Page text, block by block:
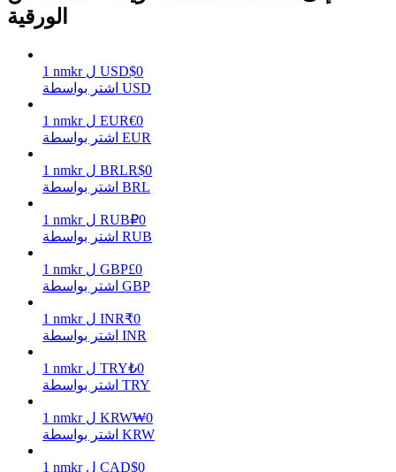
يكسب
خنزير الطاقة
احصل على مكافآت تنافسية يوميًا
الورقية
1 nmkr ل USD$0
اشتر بواسطة USD
1 nmkr ل EUR€0
اشتر بواسطة EUR
1 nmkr ل BRLR$0
اشتر بواسطة BRL
1 nmkr ل RUB₽0
اشتر بواسطة RUB
1 nmkr ل GBP£0
اشتر بواسطة GBP
1 nmkr ل INR₹0
اشتر بواسطة INR
1 nmkr ل TRY₺0
اشتر بواسطة TRY
1 nmkr ل KRW₩0
اشتر بواسطة KRW
1 nmkr ل CAD$0